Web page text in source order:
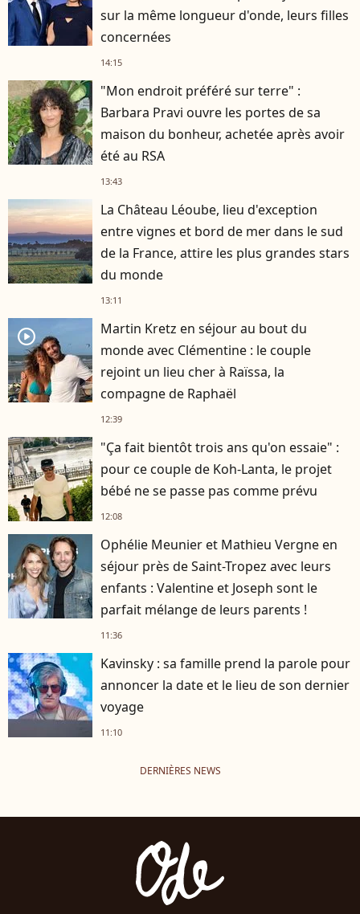
sur la même longueur d'onde, leurs filles
concernées
14:15
"Mon endroit préféré sur terre" :
Barbara Pravi ouvre les portes de sa
maison du bonheur, achetée après avoir
été au RSA
13:43
La Château Léoube, lieu d'exception
entre vignes et bord de mer dans le sud
de la France, attire les plus grandes stars
du monde
13:11
player2
Martin Kretz en séjour au bout du
monde avec Clémentine : le couple
rejoint un lieu cher à Raïssa, la
compagne de Raphaël
12:39
"Ça fait bientôt trois ans qu'on essaie" :
pour ce couple de Koh-Lanta, le projet
bébé ne se passe pas comme prévu
12:08
Ophélie Meunier et Mathieu Vergne en
séjour près de Saint-Tropez avec leurs
enfants : Valentine et Joseph sont le
parfait mélange de leurs parents !
11:36
Kavinsky : sa famille prend la parole pour
annoncer la date et le lieu de son dernier
voyage
11:10
DERNIÈRES NEWS